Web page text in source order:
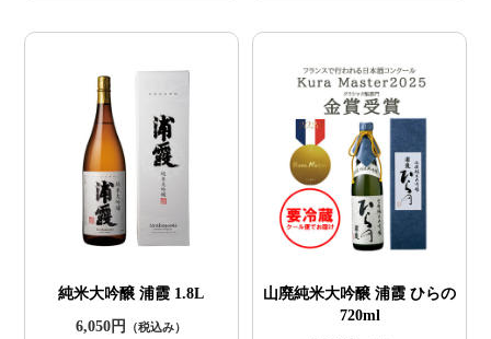
純米大吟醸 浦霞 1.8L
6,050円
（税込み）
山廃純米大吟醸 浦霞 ひらの
720ml